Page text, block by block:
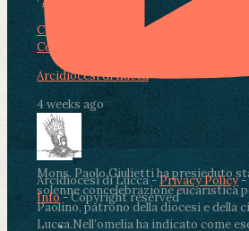
Condividi su Facebook
Condividi su LinkedIn
Arcidiocesi di Lucca
4 weeks ago
Mons. Paolo Giulietti ha presieduto
solenne concelebrazione eucaristica
Paolino, patrono della diocesi e della
Lucca.Nell’omelia ha indicato come
Arcidiocesi di Lucca -Privacy Policy-
Info- Copyright reserved